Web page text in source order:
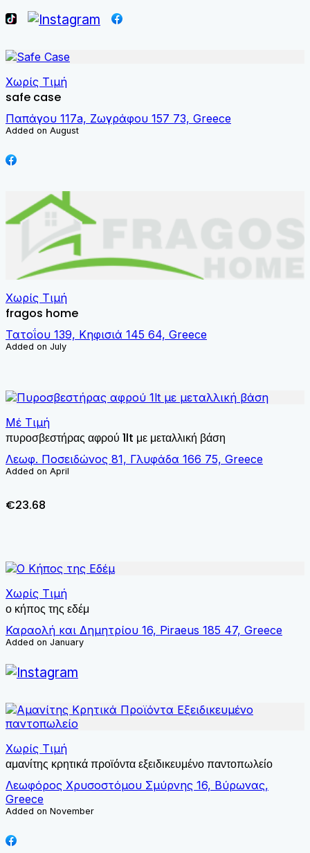
Χωρίς Τιμή
safe case
Παπάγου 117a, Ζωγράφου 157 73, Greece
Added on August
Χωρίς Τιμή
fragos home
Τατοΐου 139, Κηφισιά 145 64, Greece
Added on July
Μέ Τιμή
πυροσβεστήρας αφρού 1lt με μεταλλική βάση
Λεωφ. Ποσειδώνος 81, Γλυφάδα 166 75, Greece
Added on April
€23.68
Χωρίς Τιμή
ο κήπος της εδέμ
Καραολή και Δημητρίου 16, Piraeus 185 47, Greece
Added on January
Χωρίς Τιμή
αμανίτης κρητικά προϊόντα εξειδικευμένο παντοπωλείο
Λεωφόρος Χρυσοστόμου Σμύρνης 16, Βύρωνας,
Greece
Added on November